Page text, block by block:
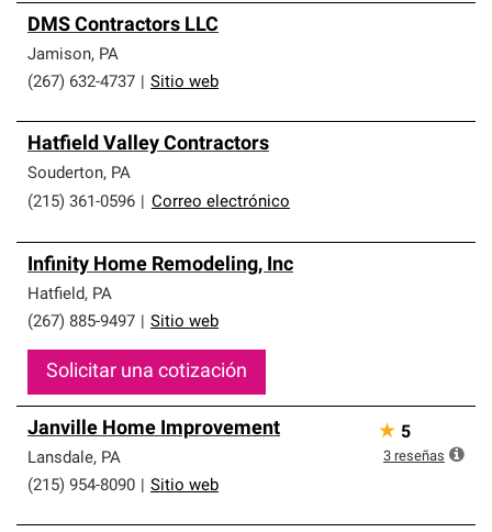
DMS Contractors LLC
Jamison, PA
(267) 632-4737
Sitio web
Hatfield Valley Contractors
Souderton, PA
(215) 361-0596
Correo electrónico
Infinity Home Remodeling, Inc
Hatfield, PA
(267) 885-9497
Sitio web
Solicitar una cotización
Janville Home Improvement
Lansdale, PA
(215) 954-8090
Sitio web
★ 5
3 reseñas